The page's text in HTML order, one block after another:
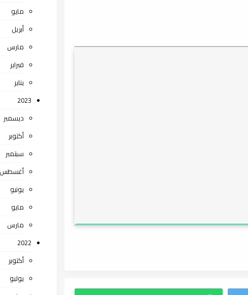
مايو
أبريل
مارس
فبراير
يناير
2023
ديسمبر
أكتوبر
سبتمبر
أغسطس
يونيو
مايو
مارس
2022
أكتوبر
يوليو